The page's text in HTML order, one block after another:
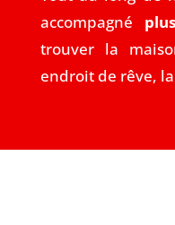
accompagné
trouver la
endroit de rêve,